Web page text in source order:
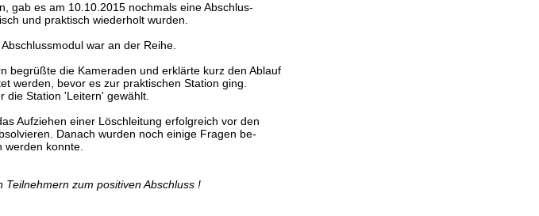
gab es am 10.10.2015 nochmals eine Abschlus-
und praktisch wiederholt wurden.
war an der Reihe.
begrüßte die Kameraden und erklärte kurz den Ablauf
werden, bevor es zur praktischen Station ging.
die Station 'Leitern' gewählt.
Aufziehen einer Löschleitung erfolgreich vor den
Danach wurden noch einige Fragen be-
konnte.
zum positiven Abschluss !